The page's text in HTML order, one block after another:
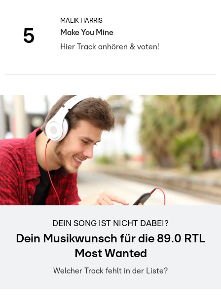
5
MALIK HARRIS
Make You Mine
Hier Track anhören & voten!
DEIN SONG IST NICHT DABEI?
Dein Musikwunsch für die 89.0 RTL
Most Wanted
Welcher Track fehlt in der Liste?